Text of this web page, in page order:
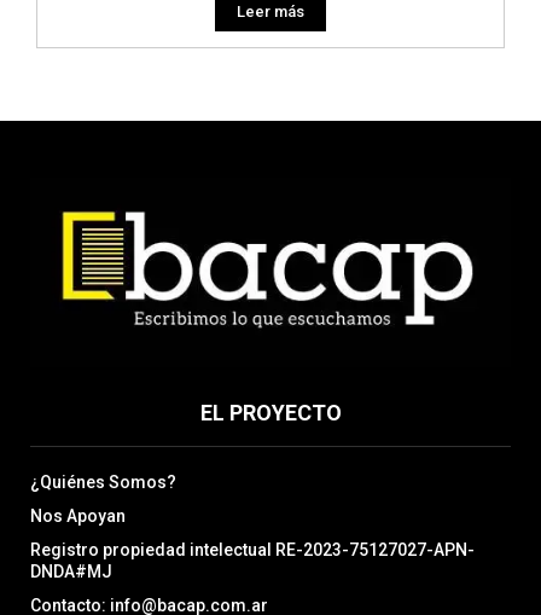
Leer más
EL PROYECTO
¿Quiénes Somos?
Nos Apoyan
Registro propiedad intelectual RE-2023-75127027-APN-
DNDA#MJ
Contacto: info@bacap.com.ar